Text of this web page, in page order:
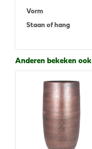
Vorm
Staan of hang
Anderen bekeken ook